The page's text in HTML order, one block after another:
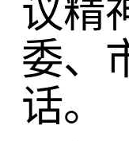
议精
委、
话。